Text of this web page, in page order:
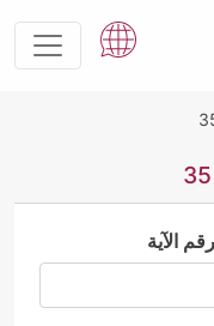
الآية